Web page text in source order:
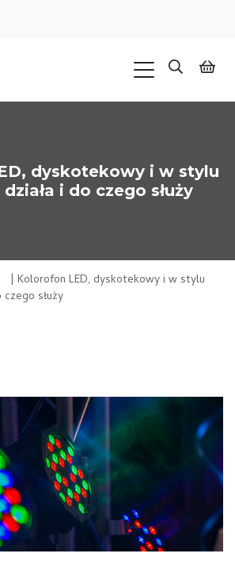
dyskotekowy i w stylu
działa i do czego służy
| Kolorofon LED, dyskotekowy i w stylu
czego służy